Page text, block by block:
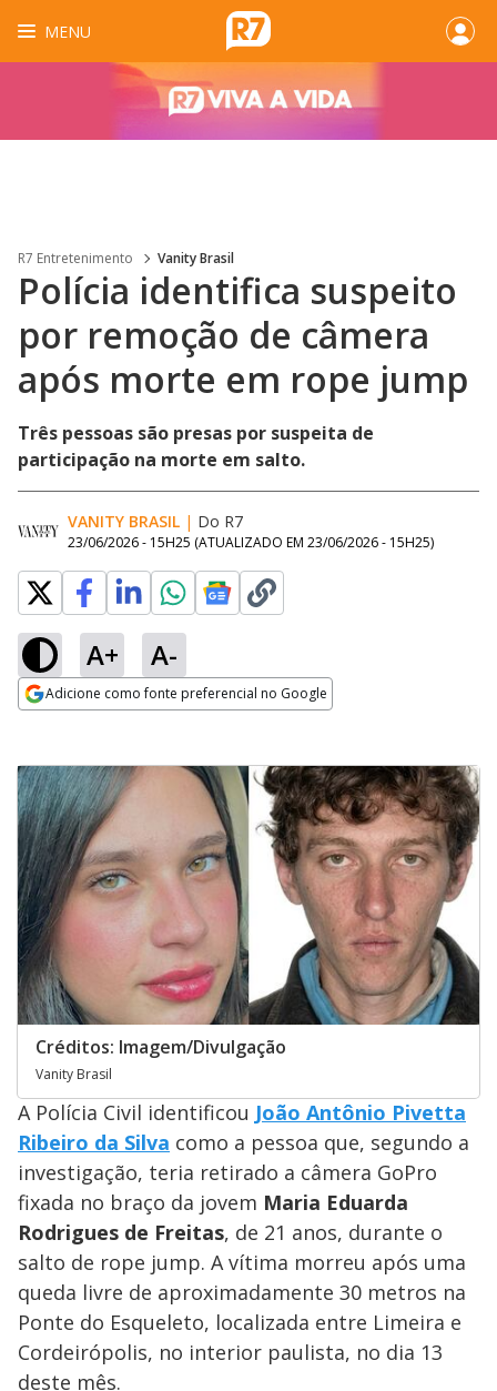
MENU
R7 Entretenimento Vanity Brasil
Polícia identifica suspeito
por remoção de câmera
após morte em rope jump
Três pessoas são presas por suspeita de
participação na morte em salto.
VANITY BRASIL | Do R7
23/06/2026 - 15H25 (ATUALIZADO EM 23/06/2026 - 15H25)
A+ A-
Adicione como fonte preferencial no Google
Créditos: Imagem/Divulgação
Vanity Brasil
A Polícia Civil identificou João Antônio Pivetta
Ribeiro da Silva como a pessoa que, segundo a
investigação, teria retirado a câmera GoPro
fixada no braço da jovem Maria Eduarda
Rodrigues de Freitas, de 21 anos, durante o
salto de rope jump. A vítima morreu após uma
queda livre de aproximadamente 30 metros na
Ponte do Esqueleto, localizada entre Limeira e
Cordeirópolis, no interior paulista, no dia 13
deste mês.